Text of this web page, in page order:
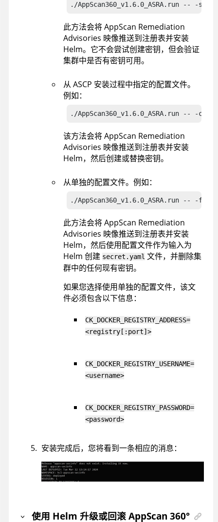
./AppScan360_v1.6.0_ASRA.run -- -
此方法会将AppScan Remediation
Advisories 映像推送到注册表并安装
Helm。它不会尝试创建密钥，但会验证
集群中是否有密钥可用。
从ASCP 安装过程中指定的配置文件。
例如：
./AppScan360_v1.6.0_ASRA.run -- -
该方法会将AppScan Remediation
Advisories 映像推送到注册表并安装
Helm，然后创建或替换密钥。
从单独的配置文件。例如：
./AppScan360_v1.6.0_ASRA.run -- -
此方法会将AppScan Remediation
Advisories 映像推送到注册表并安装
Helm，然后使用配置文件作为输入为
Helm 创建 secret.yaml 文件，并删除集
群中的任何现有密钥。
如果您选择使用单独的配置文件，该文
件必须包含以下信息：
CK_DOCKER_REGISTRY_ADDRESS=
<registry[:port]>
CK_DOCKER_REGISTRY_USERNAME=
<username>
CK_DOCKER_REGISTRY_PASSWORD=
<password>
安装完成后，您将看到一条相应的消息：
使用 Helm 升级或回滚AppScan 360°